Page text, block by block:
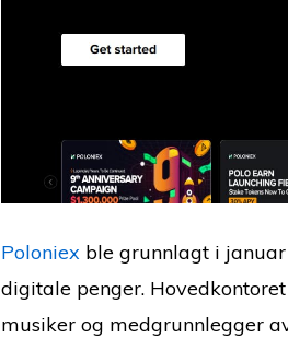
Poloniex ble grunnlagt i
digitale penger.
musiker og medgrunnlegger